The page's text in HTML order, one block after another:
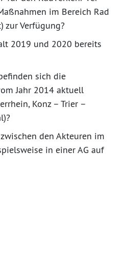
im Bereich Rad
zur Verfügung?
2019 und 2020 bereits
sich die
Jahr 2014 aktuell
Konz – Trier –
den Akteuren im
in einer AG auf